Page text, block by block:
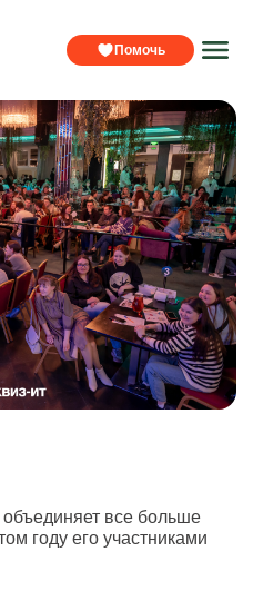
Помочь
все больше
году его участниками